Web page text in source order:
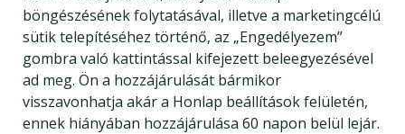
böngészésének folytatásával, illetve a marketingcélú
sütik telepítéséhez történő, az „Engedélyezem”
gombra való kattintással kifejezett beleegyezésével
ad meg. Ön a hozzájárulását bármikor
visszavonhatja akár a Honlap beállítások felületén,
ennek hiányában hozzájárulása 60 napon belül lejár.